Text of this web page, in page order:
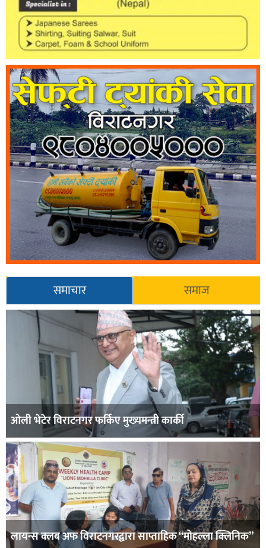
समाचार समाज
ओली भेटेर विराटनगर फर्किए मुख्यमन्त्री कार्की
लायन्स क्लब अफ विराटनगरद्वारा साप्ताहिक “मोहल्ला क्लिनिक”